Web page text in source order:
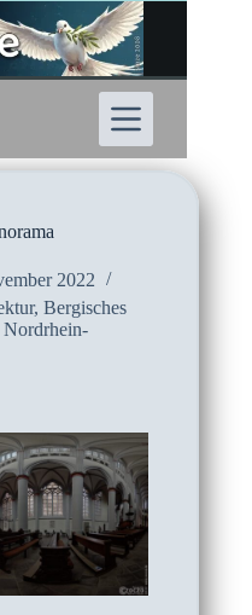
2022
, Bergisches
Nordrhein-